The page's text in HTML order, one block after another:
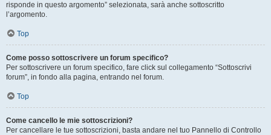
risponde in questo argomento” selezionata, sarà anche sottoscritto
l’argomento.
Top
Come posso sottoscrivere un forum specifico?
Per sottoscrivere un forum specifico, fare click sul collegamento “Sottoscrivi
forum”, in fondo alla pagina, entrando nel forum.
Top
Come cancello le mie sottoscrizioni?
Per cancellare le tue sottoscrizioni, basta andare nel tuo Pannello di Controllo